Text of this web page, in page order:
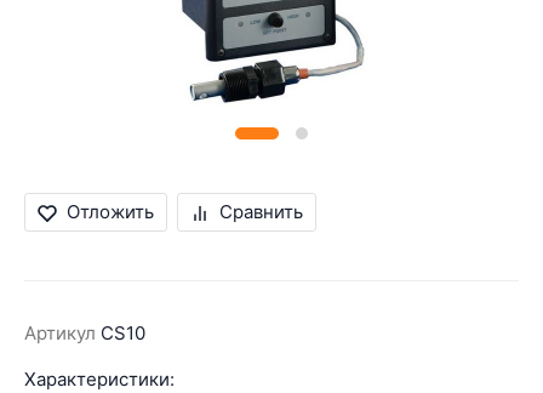
Отложить Сравнить
Артикул CS10
Характеристики: